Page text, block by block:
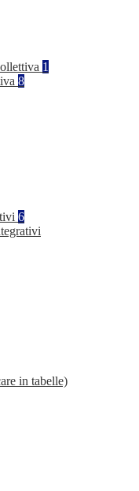
1
8
6
in tabelle)